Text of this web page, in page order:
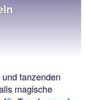
tanzenden
magische